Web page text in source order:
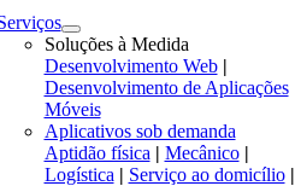
Soluções à Medida
Desenvolvimento Web|
Desenvolvimento de Aplicações
Móveis
Aplicativos sob demanda
Aptidão física| Mecânico|
Logística| Serviço ao domicílio|